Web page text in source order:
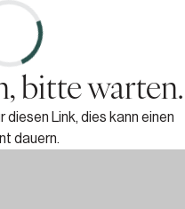
bitte warten.
Link, dies kann einen
dauern.